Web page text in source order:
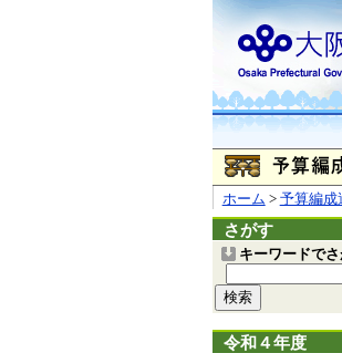
ホーム > 予算編成
さがす
キーワードで
令和４年度